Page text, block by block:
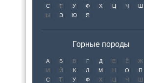
С
Т У Ф Х Ц Ч Ш
Ы
Э Ю Я
Горные породы
А Б В Г Д Е Ё Ж
И
Й К Л М Н О П
С
Т У Ф Х Ц Ч Ш